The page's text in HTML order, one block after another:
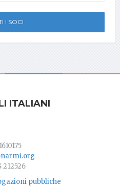
I SOCI
ITALIANI
212526
pubbliche